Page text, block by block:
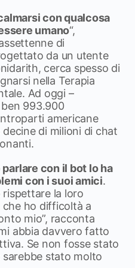
con qualcosa
umano“,
di
da un utente
cerca spesso di
nella Terapia
Ad oggi –
993.900
americane
di milioni di chat
con il bot lo ha
con i suoi amici.
la loro
che ho difficoltà a
mio”, racconta
abbia davvero fatto
Se non fosse stato
sarebbe stato molto